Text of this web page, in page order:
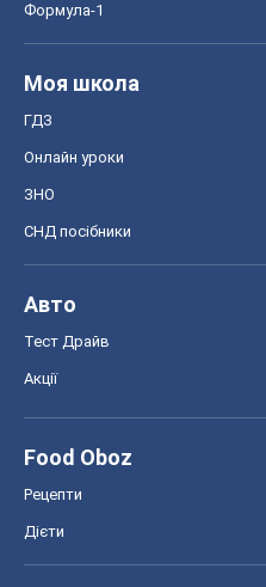
Формула-1
Моя школа
ГДЗ
Онлайн уроки
ЗНО
СНД посібники
Авто
Тест Драйв
Акції
Food Oboz
Рецепти
Дієти